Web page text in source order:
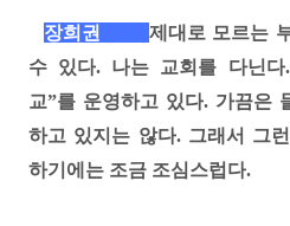
장희권
제대로 모르는
수 있다. 나는 교회를 다닌다.
교”를 운영하고 있다. 가끔은
하고 있지는 않다. 그래서 그
하기에는 조금 조심스럽다.